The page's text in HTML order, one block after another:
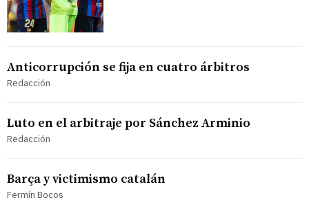
Anticorrupción se fija en cuatro árbitros
Redacción
Luto en el arbitraje por Sánchez Arminio
Redacción
Barça y victimismo catalán
Fermín Bocos